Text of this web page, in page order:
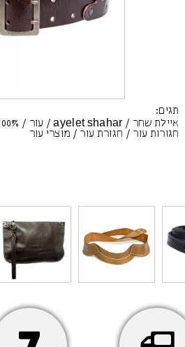
תגים:
איילת שחר /
ayelet shahar
/ עור /
100%
חגורות עור / חגורת עור / מוצרי עור